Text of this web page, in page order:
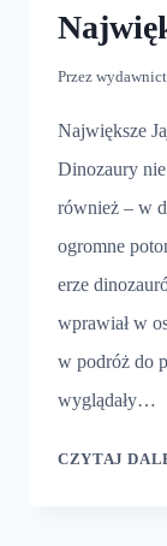
Przez
Największe
Dinozaury
również – w
ogromne
erze
wprawiał w
w podróż do
wyglądały…
CZYTAJ